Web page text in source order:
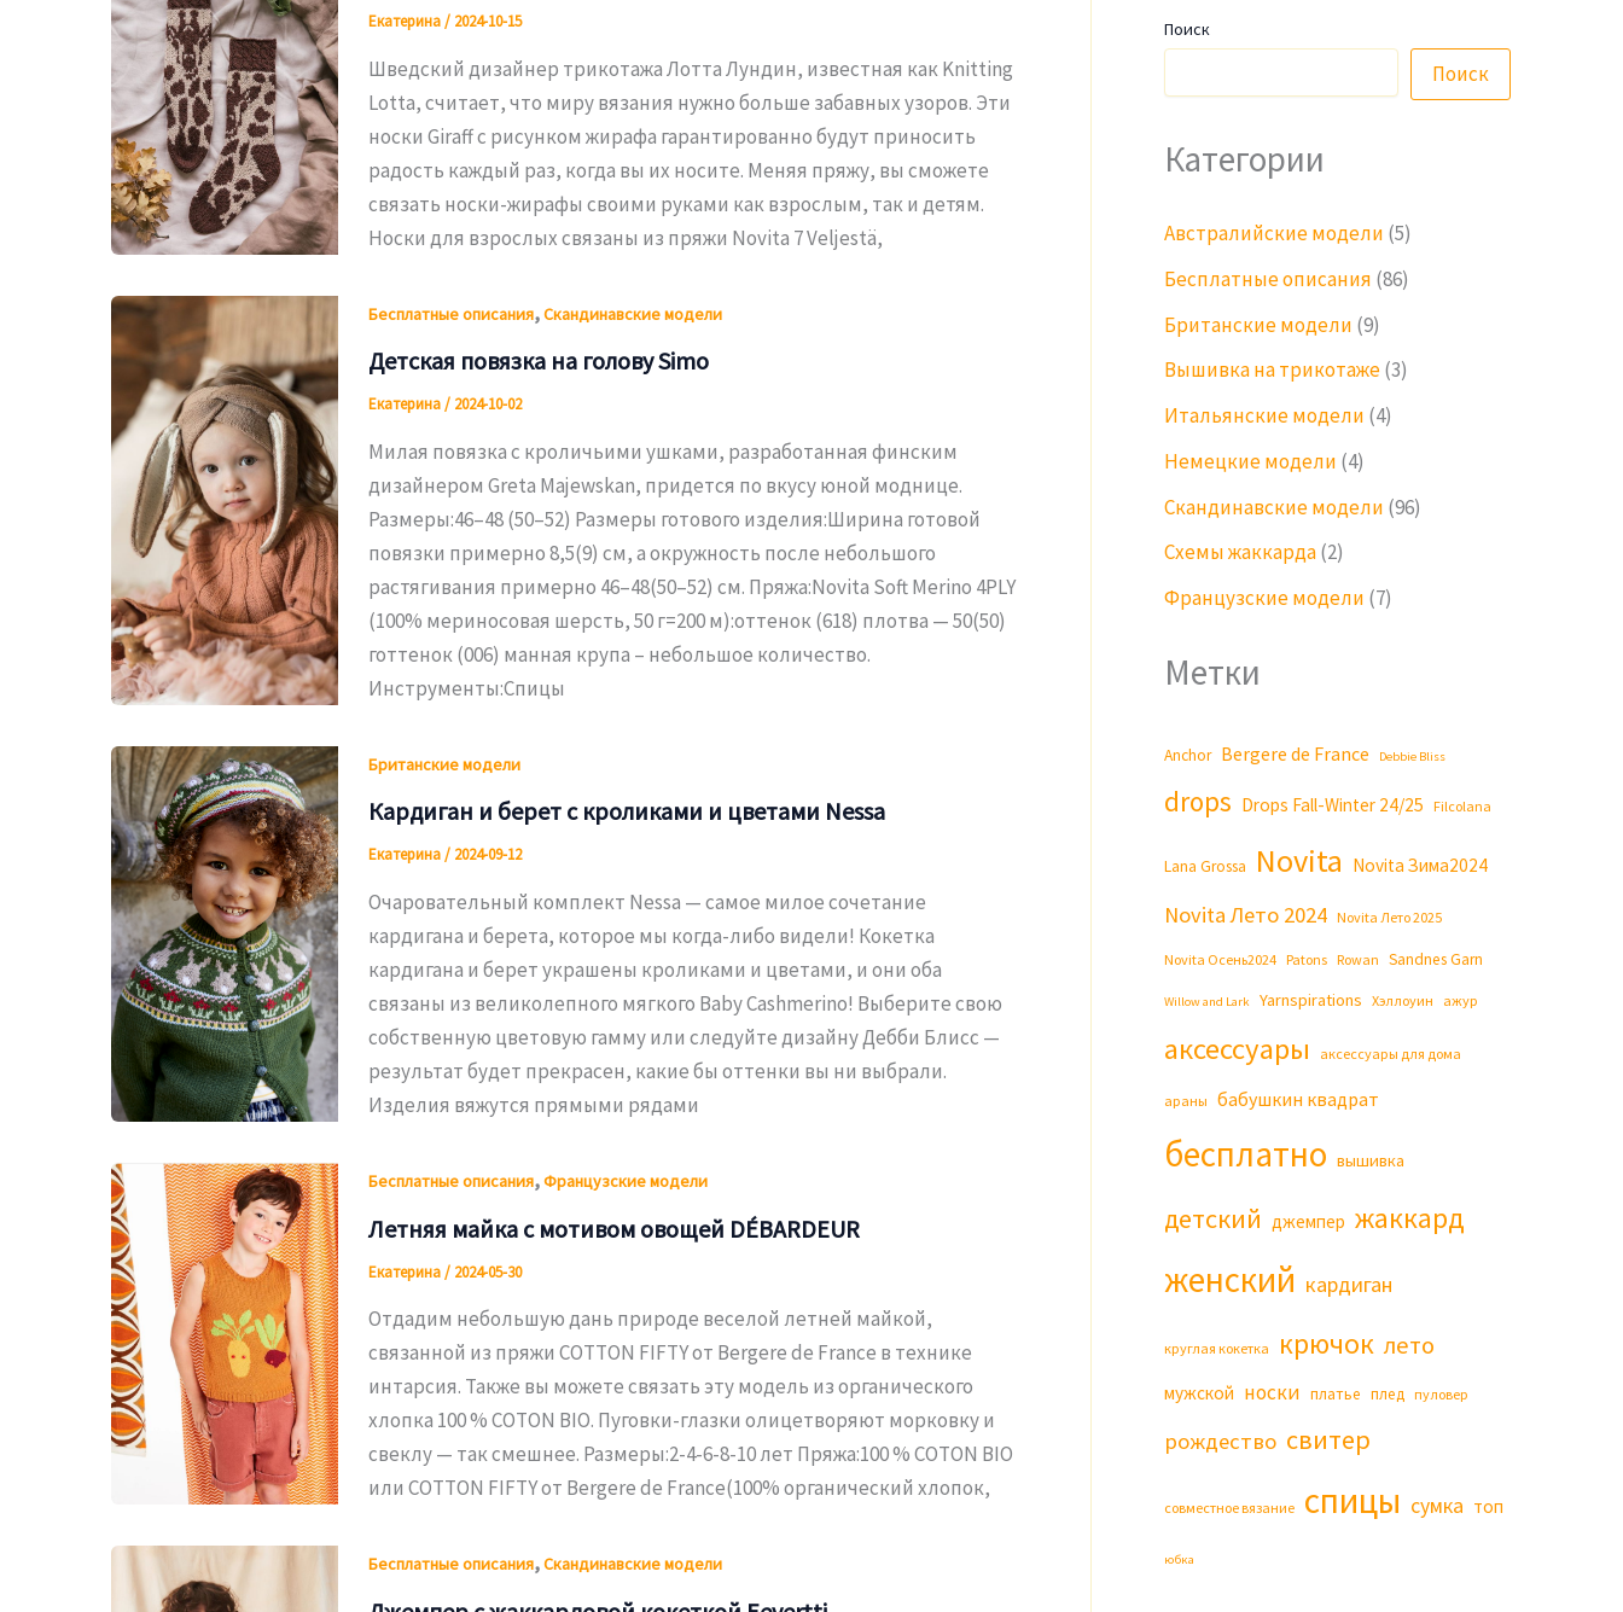
Екатерина/ 2024-10-15
Шведский дизайнер трикотажа Лотта Лундин, известная как Knitting
Lotta, считает, что миру вязания нужно больше забавных узоров. Эти
носки Giraff с рисунком жирафа гарантированно будут приносить
радость каждый раз, когда вы их носите. Меняя пряжу, вы сможете
связать носки-жирафы своими руками как взрослым, так и детям.
Носки для взрослых связаны из пряжи Novita 7 Veljestä,
Бесплатные описания,Скандинавские модели
Детская повязка на голову Simo
Екатерина/ 2024-10-02
Милая повязка с кроличьими ушками, разработанная финским
дизайнером Greta Majewskan, придется по вкусу юной моднице.
Размеры:46–48 (50–52) Размеры готового изделия:Ширина готовой
повязки примерно 8,5(9) см, а окружность после небольшого
растягивания примерно 46–48(50–52) см. Пряжа:Novita Soft Merino 4PLY
(100% мериносовая шерсть, 50 г=200 м):оттенок (618) плотва — 50(50)
готтенок (006) манная крупа – небольшое количество.
Инструменты:Спицы
Британские модели
Кардиган и берет с кроликами и цветами Nessa
Екатерина/ 2024-09-12
Очаровательный комплект Nessa — самое милое сочетание
кардигана и берета, которое мы когда-либо видели! Кокетка
кардигана и берет украшены кроликами и цветами, и они оба
связаны из великолепного мягкого Baby Cashmerino! Выберите свою
собственную цветовую гамму или следуйте дизайну Дебби Блисс —
результат будет прекрасен, какие бы оттенки вы ни выбрали.
Изделия вяжутся прямыми рядами
Бесплатные описания,Французские модели
Летняя майка с мотивом овощей DÉBARDEUR
Екатерина/ 2024-05-30
Отдадим небольшую дань природе веселой летней майкой,
связанной из пряжи COTTON FIFTY от Bergere de France в технике
интарсия. Также вы можете связать эту модель из органического
хлопка 100 % COTON BIO. Пуговки-глазки олицетворяют морковку и
свеклу — так смешнее. Размеры:2-4-6-8-10 лет Пряжа:100 % COTON BIO
или COTTON FIFTY от Bergere de France(100% органический хлопок,
Бесплатные описания,Скандинавские модели
Поиск
Поиск
Категории
Австралийские модели (5)
Бесплатные описания (86)
Британские модели (9)
Вышивка на трикотаже(3)
Итальянские модели (4)
Немецкие модели (4)
Скандинавские модели (96)
Схемы жаккарда(2)
Французские модели (7)
Метки
Anchor Bergere de France Debbie Bliss
drops Drops Fall-Winter 24/25 Filcolana
Lana Grossa Novita Novita Зима2024
Novita Лето 2024 Novita Лето 2025
Novita Осень2024 Patons Rowan Sandnes Garn
Willow and Lark Yarnspirations Хэллоуин ажур
аксессуары аксессуары для дома
араны бабушкин квадрат
бесплатно вышивка
детский джемпер жаккард
женский кардиган
круглая кокетка крючок лето
мужской носки платье плед пуловер
рождество свитер
совместное вязание спицы сумка топ
юбка